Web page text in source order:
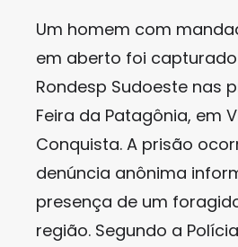
Um homem com
em aberto foi
Rondesp Sudoeste nas
Feira da Patagônia, em
Conquista. A prisão
denúncia anônima
presença de um
região. Segundo a